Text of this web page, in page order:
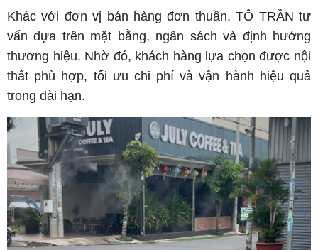
Khác với đơn vị bán hàng đơn thuần, TÔ TRẦN tư
vấn dựa trên mặt bằng, ngân sách và định hướng
thương hiệu. Nhờ đó, khách hàng lựa chọn được nội
thất phù hợp, tối ưu chi phí và vận hành hiệu quả
trong dài hạn.